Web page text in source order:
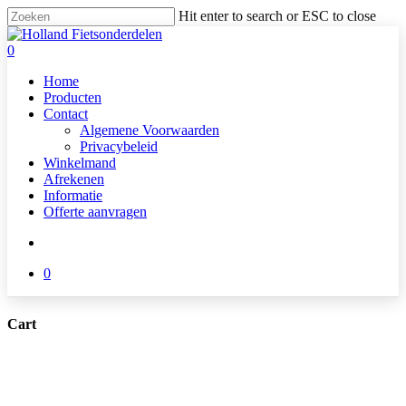
Skip
to
main
Hit enter to search or ESC to close
Close
Search
search
0
Home
Producten
Contact
Algemene Voorwaarden
Privacybeleid
Winkelmand
Afrekenen
Informatie
Offerte aanvragen
0
Cart